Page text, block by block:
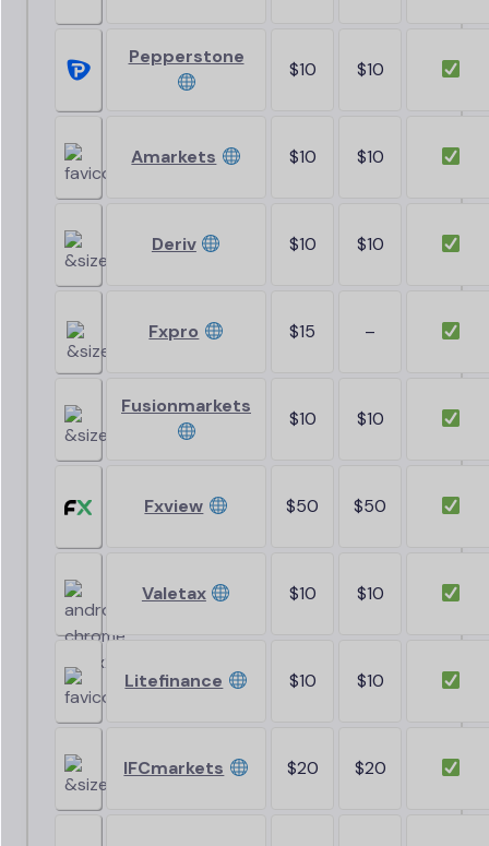
Pepperstone
$10 $10
Amarkets $10 $10
Deriv $10 $10
Fxpro $15 –
Fusionmarkets
$10 $10
Fxview $50 $50
Valetax $10 $10
Litefinance $10 $10
IFCmarkets $20 $20